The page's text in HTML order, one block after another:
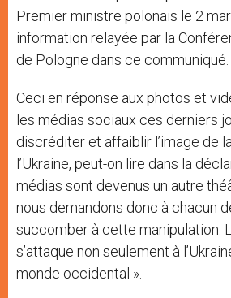
Premier ministre polonais le 2
information relayée par la
de Pologne dans ce communiqué.
Ceci en réponse aux photos et
les médias sociaux ces derniers
discréditer et affaiblir l’image de
l’Ukraine, peut-on lire dans la
médias sont devenus un autre
nous demandons donc à chacun
succomber à cette manipulation.
s’attaque non seulement à
monde occidental ».